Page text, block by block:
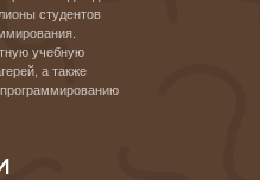
студентов
учебную
а также